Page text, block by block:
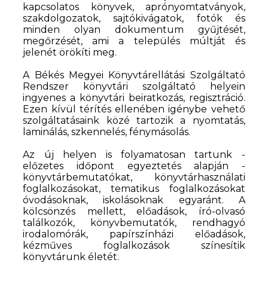
kapcsolatos könyvek, aprónyomtatványok,
szakdolgozatok, sajtókivágatok, fotók és
minden olyan dokumentum gyűjtését,
megőrzését, ami a település múltját és
jelenét örökíti meg.
A Békés Megyei Könyvtárellátási Szolgáltató
Rendszer könyvtári szolgáltató helyein
ingyenes a könyvtári beiratkozás, regisztráció.
Ezen kívül térítés ellenében igénybe vehető
szolgáltatásaink közé tartozik a nyomtatás,
laminálás, szkennelés, fénymásolás.
Az új helyen is folyamatosan tartunk -
előzetes időpont egyeztetés alapján -
könyvtárbemutatókat, könyvtárhasználati
foglalkozásokat, tematikus foglalkozásokat
óvodásoknak, iskolásoknak egyaránt. A
kölcsönzés mellett, előadások, író-olvasó
találkozók, könyvbemutatók, rendhagyó
irodalomórák, papírszínházi előadások,
kézműves foglalkozások színesítik
könyvtárunk életét.